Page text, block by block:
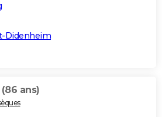
Didenheim
(86 ans)